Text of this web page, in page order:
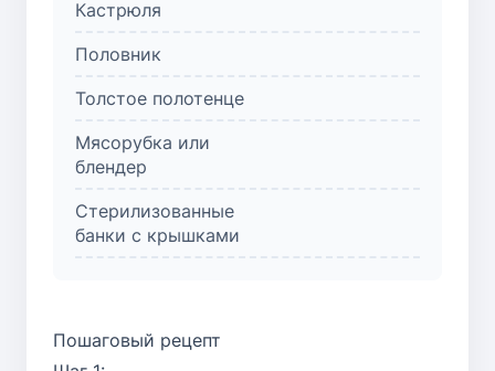
Кастрюля
Половник
Толстое полотенце
Мясорубка или
блендер
Стерилизованные
банки с крышками
Пошаговый рецепт